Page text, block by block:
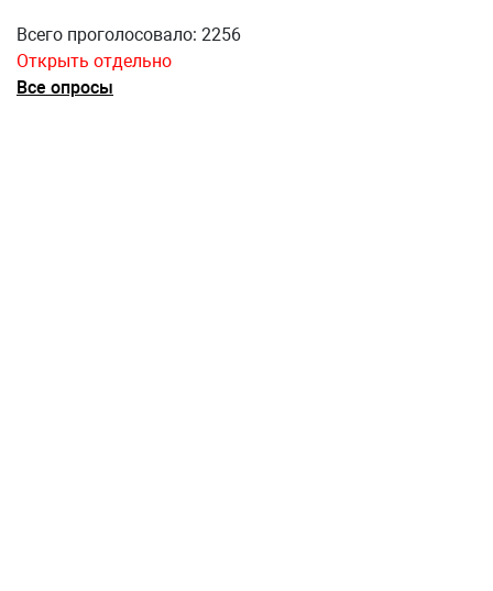
Всего проголосовало: 2256
Открыть отдельно
Все опросы